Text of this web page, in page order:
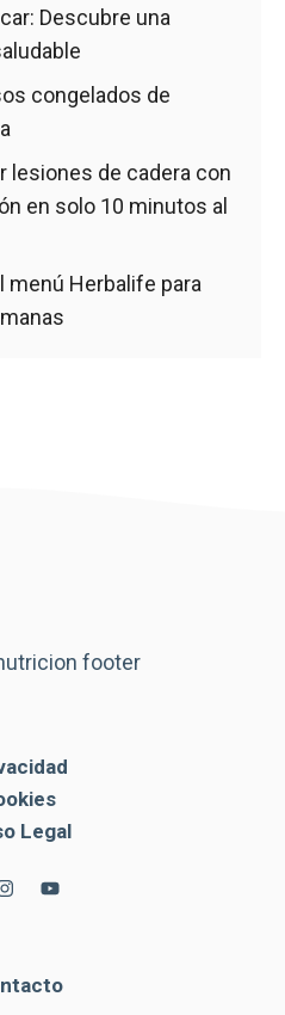
Descubre una
congelados de
lesiones de cadera con
en solo 10 minutos al
menú Herbalife para
Legal